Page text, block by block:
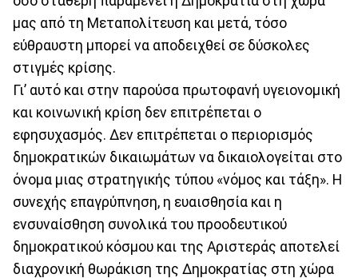
μας από τη Μεταπολίτευση και μετά, τόσο
εύθραυστη μπορεί να αποδειχθεί σε δύσκολες
στιγμές κρίσης.
Γι’ αυτό και στην παρούσα πρωτοφανή υγειονομική
και κοινωνική κρίση δεν επιτρέπεται ο
εφησυχασμός. Δεν επιτρέπεται ο περιορισμός
δημοκρατικών δικαιωμάτων να δικαιολογείται στο
όνομα μιας στρατηγικής τύπου «νόμος και τάξη». Η
συνεχής επαγρύπνηση, η ευαισθησία και η
ενσυναίσθηση συνολικά του προοδευτικού
δημοκρατικού κόσμου και της Αριστεράς αποτελεί
διαχρονική θωράκιση της Δημοκρατίας στη χώρα